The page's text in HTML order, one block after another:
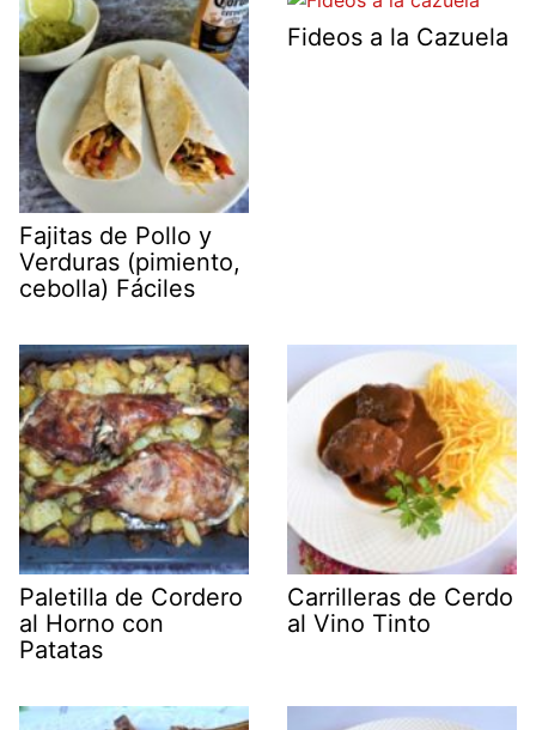
Fajitas de Pollo y
Verduras (pimiento,
cebolla) Fáciles
Fideos a la Cazuela
Paletilla de Cordero
al Horno con
Patatas
Carrilleras de Cerdo
al Vino Tinto